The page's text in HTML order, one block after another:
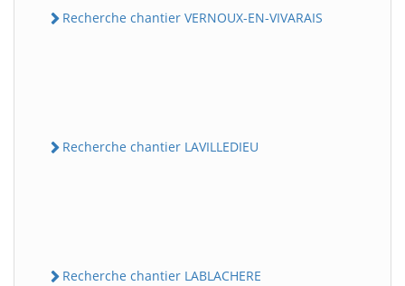
Recherche chantier VERNOUX-EN-VIVARAIS
Recherche chantier LAVILLEDIEU
Recherche chantier LABLACHERE